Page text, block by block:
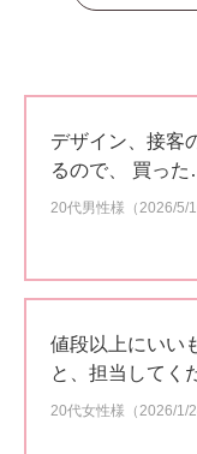
デザイン、接客
るので、 買っ
20代男性様（2026/5/
値段以上にいい
と、担当してく
20代女性様（2026/1/